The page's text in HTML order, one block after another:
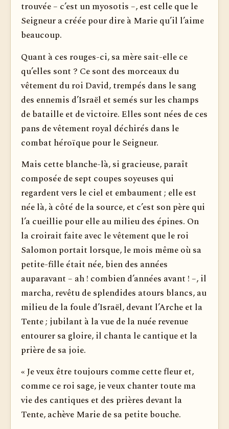
trouvée – c’est un myosotis –, est celle que le
Seigneur a créée pour dire à Marie qu’il l’aime
beaucoup.
Quant à ces rouges-ci, sa mère sait-elle ce
qu’elles sont ? Ce sont des morceaux du
vêtement du roi David, trempés dans le sang
des ennemis d’Israël et semés sur les champs
de bataille et de victoire. Elles sont nées de ces
pans de vêtement royal déchirés dans le
combat héroïque pour le Seigneur.
Mais cette blanche-là, si gracieuse, paraît
composée de sept coupes soyeuses qui
regardent vers le ciel et embaument ; elle est
née là, à côté de la source, et c’est son père qui
l’a cueillie pour elle au milieu des épines. On
la croirait faite avec le vêtement que le roi
Salomon portait lorsque, le mois même où sa
petite-fille était née, bien des années
auparavant – ah ! combien d’années avant ! –, il
marcha, revêtu de splendides atours blancs, au
milieu de la foule d’Israël, devant l’Arche et la
Tente ; jubilant à la vue de la nuée revenue
entourer sa gloire, il chanta le cantique et la
prière de sa joie.
« Je veux être toujours comme cette fleur et,
comme ce roi sage, je veux chanter toute ma
vie des cantiques et des prières devant la
Tente, achève Marie de sa petite bouche.